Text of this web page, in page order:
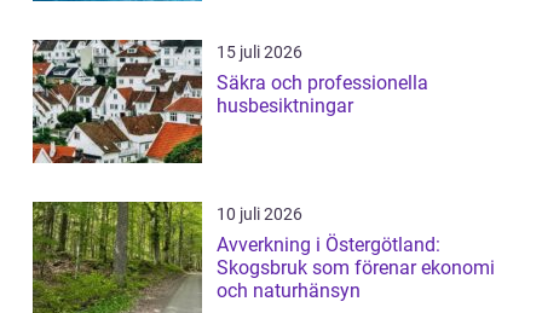
15 juli 2026
Säkra och professionella
husbesiktningar
10 juli 2026
Avverkning i Östergötland:
Skogsbruk som förenar ekonomi
och naturhänsyn